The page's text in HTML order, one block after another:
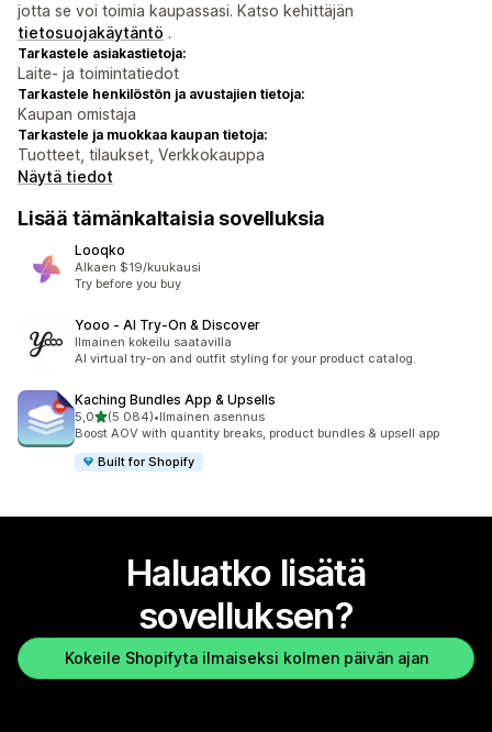
jotta se voi toimia kaupassasi. Katso kehittäjän
tietosuojakäytäntö .
Tarkastele asiakastietoja:
Laite- ja toimintatiedot
Tarkastele henkilöstön ja avustajien tietoja:
Kaupan omistaja
Tarkastele ja muokkaa kaupan tietoja:
Tuotteet, tilaukset, Verkkokauppa
Näytä tiedot
Lisää tämänkaltaisia sovelluksia
Looqko
Alkaen $19/kuukausi
Try before you buy
Yooo ‑ AI Try‑On & Discover
Ilmainen kokeilu saatavilla
AI virtual try-on and outfit styling for your product catalog.
Kaching Bundles App & Upsells
5,0/ 5 tähteä
(5 084)
5084 arvostelua yhteensä
•Ilmainen asennus
Boost AOV with quantity breaks, product bundles & upsell app
Built for Shopify
Haluatko lisätä
sovelluksen?
Kokeile Shopifyta ilmaiseksi kolmen päivän ajan